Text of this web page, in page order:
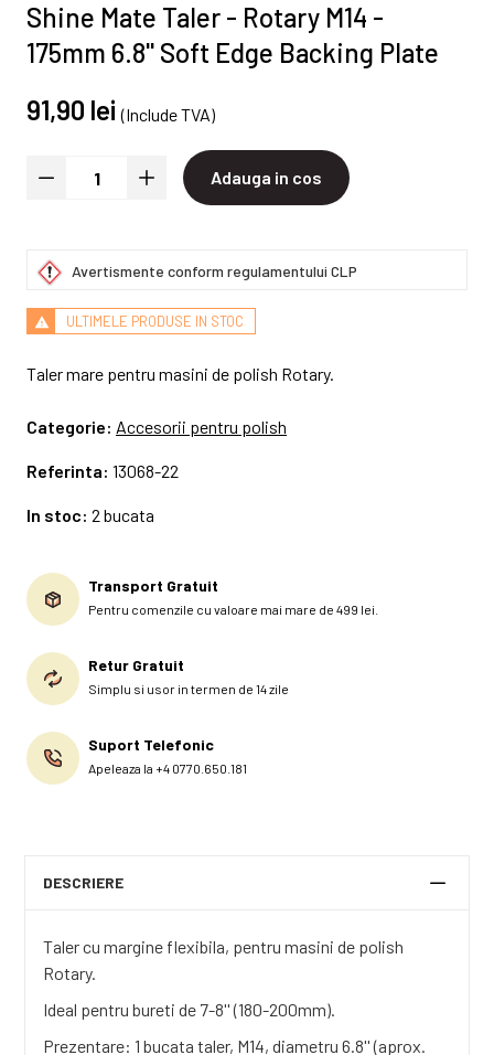
Shine Mate Taler - Rotary M14 -
175mm 6.8'' Soft Edge Backing Plate
91,90 lei (Include TVA)
Adauga in cos
Avertismente conform regulamentului CLP
ULTIMELE PRODUSE IN STOC
Taler mare pentru masini de polish Rotary.
Categorie: Accesorii pentru polish
Referinta: 13068-22
In stoc: 2 bucata
Transport Gratuit
Pentru comenzile cu valoare mai mare de 499 lei.
Retur Gratuit
Simplu si usor in termen de 14 zile
Suport Telefonic
Apeleaza la +4 0770.650.181
DESCRIERE
Taler cu margine flexibila, pentru masini de polish
Rotary.
Ideal pentru bureti de 7-8'' (180-200mm).
Prezentare: 1 bucata taler, M14, diametru 6.8'' (aprox.